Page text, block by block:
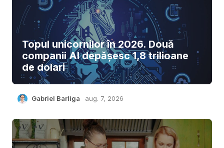
Topul unicornilor în 2026. Două
companii AI depășesc 1,8 trilioane
de dolari
Gabriel Barliga aug. 7, 2026